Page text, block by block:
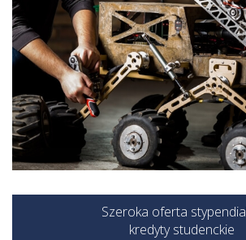
Szeroka oferta
kredyty studenckie